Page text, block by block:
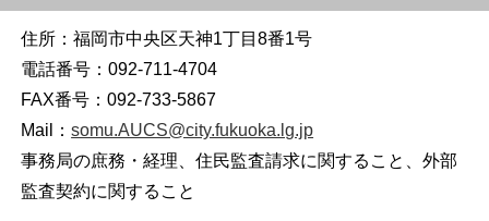
住所：福岡市中央区天神1丁目8番1号
電話番号：092-711-4704
FAX番号：092-733-5867
Mail：somu.AUCS@city.fukuoka.lg.jp
事務局の庶務・経理、住民監査請求に関すること、外部
監査契約に関すること